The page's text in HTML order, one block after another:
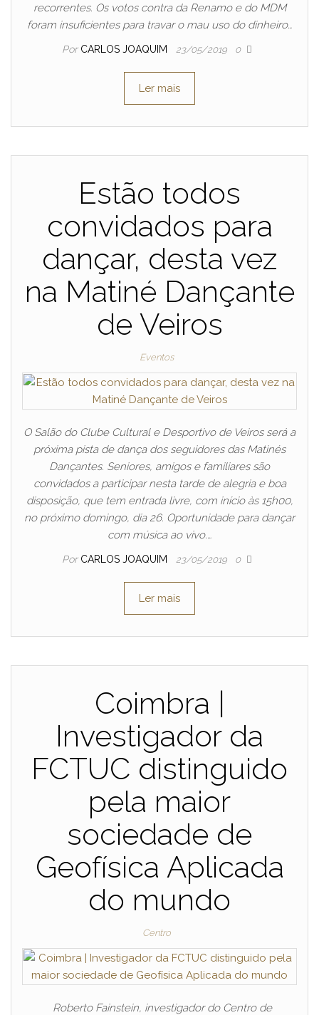
recorrentes. Os votos contra da Renamo e do MDM
foram insuficientes para travar o mau uso do dinheiro…
Por CARLOS JOAQUIM 23/05/2019 0
Ler mais
Estão todos
convidados para
dançar, desta vez
na Matiné Dançante
de Veiros
Eventos
O Salão do Clube Cultural e Desportivo de Veiros será a
próxima pista de dança dos seguidores das Matinés
Dançantes. Seniores, amigos e familiares são
convidados a participar nesta tarde de alegria e boa
disposição, que tem entrada livre, com início às 15h00,
no próximo domingo, dia 26. Oportunidade para dançar
com música ao vivo.…
Por CARLOS JOAQUIM 23/05/2019 0
Ler mais
Coimbra |
Investigador da
FCTUC distinguido
pela maior
sociedade de
Geofísica Aplicada
do mundo
Centro
Roberto Fainstein, investigador do Centro de